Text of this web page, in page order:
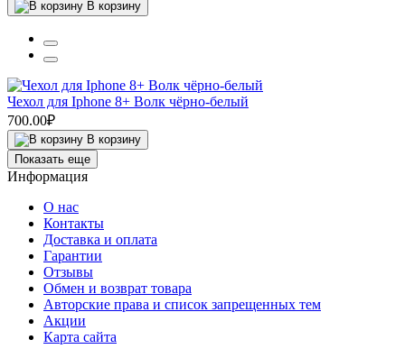
В корзину
Чехол для Iphone 8+ Волк чёрно-белый
700.00₽
В корзину
Показать еще
Информация
О нас
Контакты
Доставка и оплата
Гарантии
Отзывы
Обмен и возврат товара
Авторские права и список запрещенных тем
Акции
Карта сайта